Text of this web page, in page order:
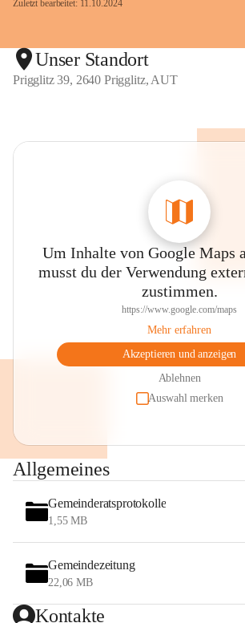
Zuletzt bearbeitet: 11.10.2024
Unser Standort
Prigglitz 39, 2640 Prigglitz, AUT
Um Inhalte von Google Maps
musst du der Verwendung
zustimmen.
https://www.google.com/maps
Mehr erfahren
Akzeptieren und anzeigen
Ablehnen
Auswahl merken
Allgemeines
Gemeinderatsprotokolle
1,55 MB
Gemeindezeitung
22,06 MB
Kontakte